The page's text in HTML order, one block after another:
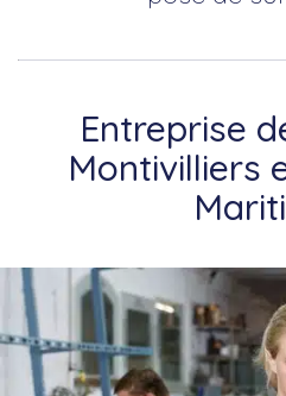
Entreprise
Montivilliers